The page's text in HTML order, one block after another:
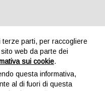
terze parti, per raccogliere
web da parte dei
sui cookie.
questa informativa,
al di fuori di questa